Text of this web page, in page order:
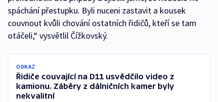
spáchání přestupku. Byli nuceni zastavit a kousek
couvnout kvůli chování ostatních řidičů, kteří se tam
otáčeli,“ vysvětlil Čížkovský.
ODKAZ
Řidiče couvající na D11 usvědčilo video z
kamionu. Záběry z dálničních kamer byly
nekvalitní